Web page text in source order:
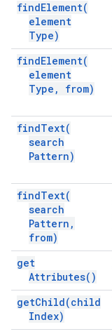
findElement(
element
Type)
findElement(
element
Type , from)
findText(
search
Pattern)
findText(
search
Pattern ,
from)
get
Attributes( )
getChild(child
Index)